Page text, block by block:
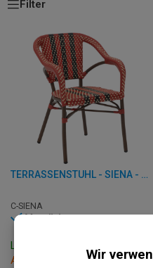
Filter
TERRASSENSTUHL - SIENA - ALUMINIUM/RATTAN
C-SIENA
Vorrätig
Lieferzeit: 3 - 7 Werktage
Abholung innerhalb von 2